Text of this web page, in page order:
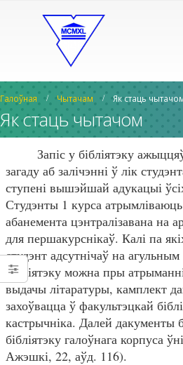
Галоўная Чытачам Як стаць
Як стаць чытачом
Запіс у бібліятэку
загаду аб залічэнні ў лік
ступені вышэйшай адукацыі
Студэнты 1 курса
абанемента цэнтралізавана на
для першакурснікаў. Калі па
студэнт адсутнічаў на
бібліятэку можна пры
выдачы літаратуры, камплект
захоўвацца ў факультэцкай
кастрычніка. Далей дакументы
бібліятэку галоўнага корпуса
Ажэшкі, 22, аўд. 116).